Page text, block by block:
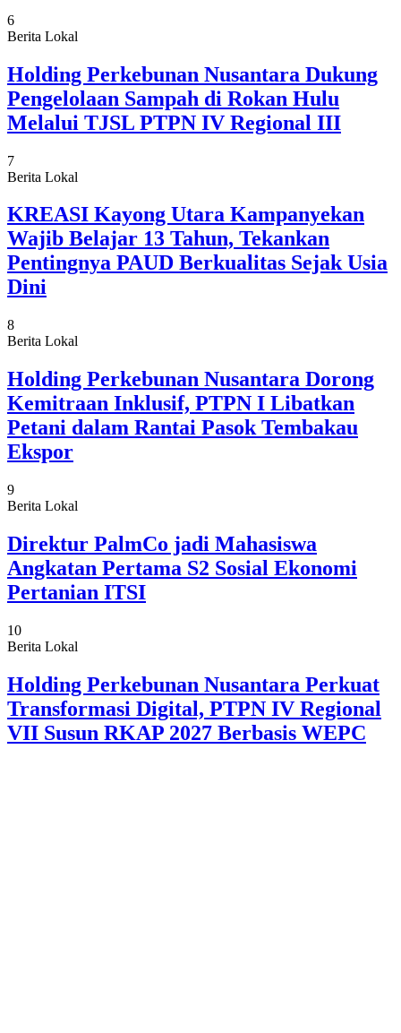
6
Berita Lokal
Holding Perkebunan Nusantara Dukung
Pengelolaan Sampah di Rokan Hulu
Melalui TJSL PTPN IV Regional III
7
Berita Lokal
KREASI Kayong Utara Kampanyekan
Wajib Belajar 13 Tahun, Tekankan
Pentingnya PAUD Berkualitas Sejak Usia
Dini
8
Berita Lokal
Holding Perkebunan Nusantara Dorong
Kemitraan Inklusif, PTPN I Libatkan
Petani dalam Rantai Pasok Tembakau
Ekspor
9
Berita Lokal
Direktur PalmCo jadi Mahasiswa
Angkatan Pertama S2 Sosial Ekonomi
Pertanian ITSI
10
Berita Lokal
Holding Perkebunan Nusantara Perkuat
Transformasi Digital, PTPN IV Regional
VII Susun RKAP 2027 Berbasis WEPC